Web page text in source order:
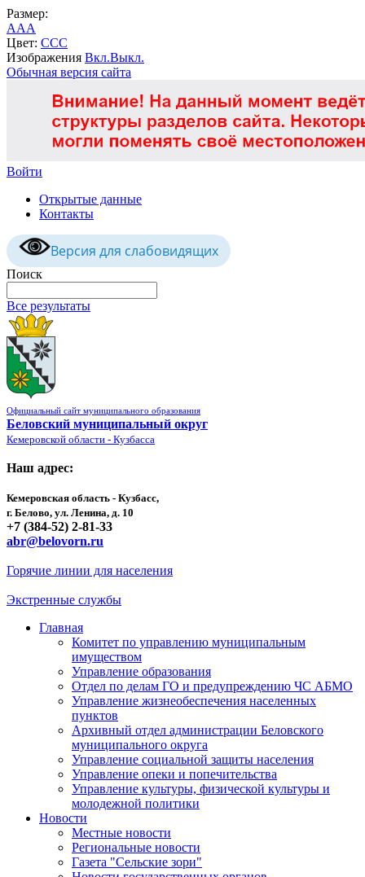
Размер:
AAA
Цвет: CCC
Изображения Вкл.Выкл.
Обычная версия сайта
Войти
Открытые данные
Контакты
Версия для слабовидящих
Поиск
Все результаты
Официальный сайт муниципального образования
Беловский муниципальный округ
Кемеровской области - Кузбасса
Наш адрес:
Кемеровская область - Кузбасс,
г. Белово, ул. Ленина, д. 10
+7 (384-52) 2-81-33
abr@belovorn.ru
Горячие линии для населения
Экстренные службы
Главная
Комитет по управлению муниципальным
имуществом
Управление образования
Отдел по делам ГО и предупреждению ЧС АБМО
Управление жизнеобеспечения населенных
пунктов
Архивный отдел администрации Беловского
муниципального округа
Управление социальной защиты населения
Управление опеки и попечительства
Управление культуры, физической культуры и
молодежной политики
Новости
Местные новости
Региональные новости
Газета "Сельские зори"